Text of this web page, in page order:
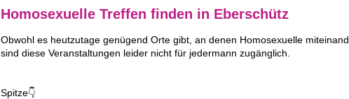
Homosexuelle Treffen finden in Eberschütz
Obwohl es heutzutage genügend Orte gibt, an denen Homosexuelle
sind diese Veranstaltungen leider nicht für jedermann zugänglich.
Spitze👇